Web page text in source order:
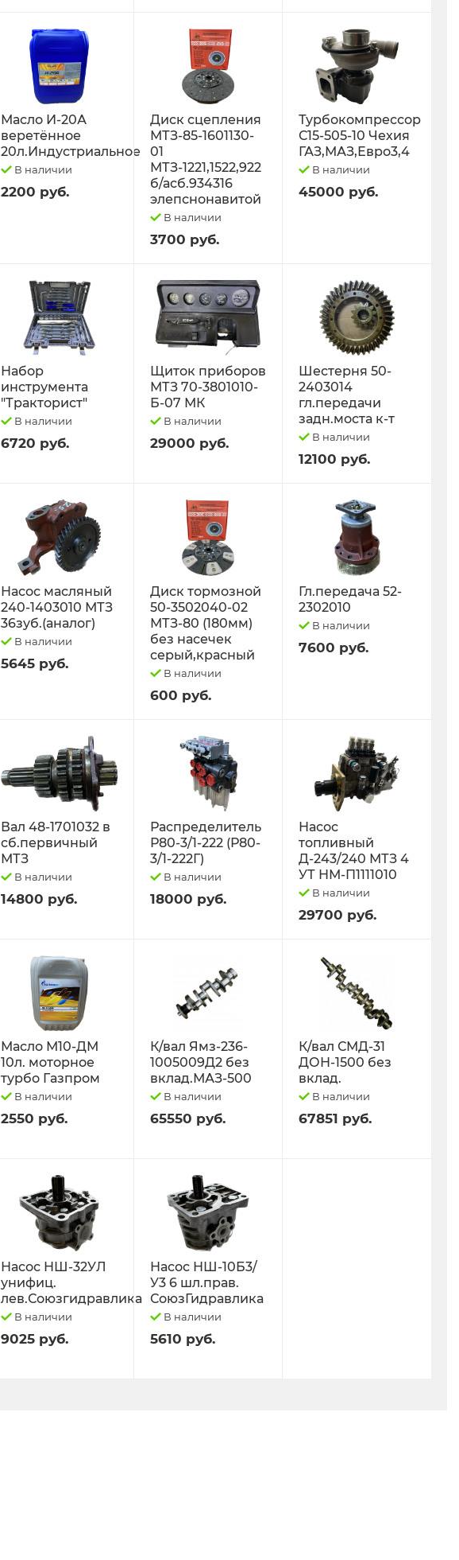
Масло И-20А
веретённое
20л.Индустриальное
В наличии
2200 руб.
Диск сцепления
МТЗ-85-1601130-
01
МТЗ-1221,1522,922
б/асб.934316
элепснонавитой
В наличии
3700 руб.
Турбокомпрессор
С15-505-10 Чехия
ГАЗ,МАЗ,Евро3,4
В наличии
45000 руб.
Набор
инструмента
"Тракторист"
В наличии
6720 руб.
Щиток приборов
МТЗ 70-3801010-
Б-07 МК
В наличии
29000 руб.
Шестерня 50-
2403014
гл.передачи
задн.моста к-т
В наличии
12100 руб.
Насос масляный
240-1403010 МТЗ
36зуб.(аналог)
В наличии
5645 руб.
Диск тормозной
50-3502040-02
МТЗ-80 (180мм)
без насечек
серый,красный
В наличии
600 руб.
Гл.передача 52-
2302010
В наличии
7600 руб.
Вал 48-1701032 в
сб.первичный
МТЗ
В наличии
14800 руб.
Распределитель
Р80-3/1-222 (Р80-
3/1-222Г)
В наличии
18000 руб.
Насос
топливный
Д-243/240 МТЗ 4
УТ НМ-П1111010
В наличии
29700 руб.
Масло М10-ДМ
10л. моторное
турбо Газпром
В наличии
2550 руб.
К/вал Ямз-236-
1005009Д2 без
вклад.МАЗ-500
В наличии
65550 руб.
К/вал СМД-31
ДОН-1500 без
вклад.
В наличии
67851 руб.
Насос НШ-32УЛ
унифиц.
лев.Союзгидравлика
В наличии
9025 руб.
Насос НШ-10Б3/
У3 6 шл.прав.
СоюзГидравлика
В наличии
5610 руб.